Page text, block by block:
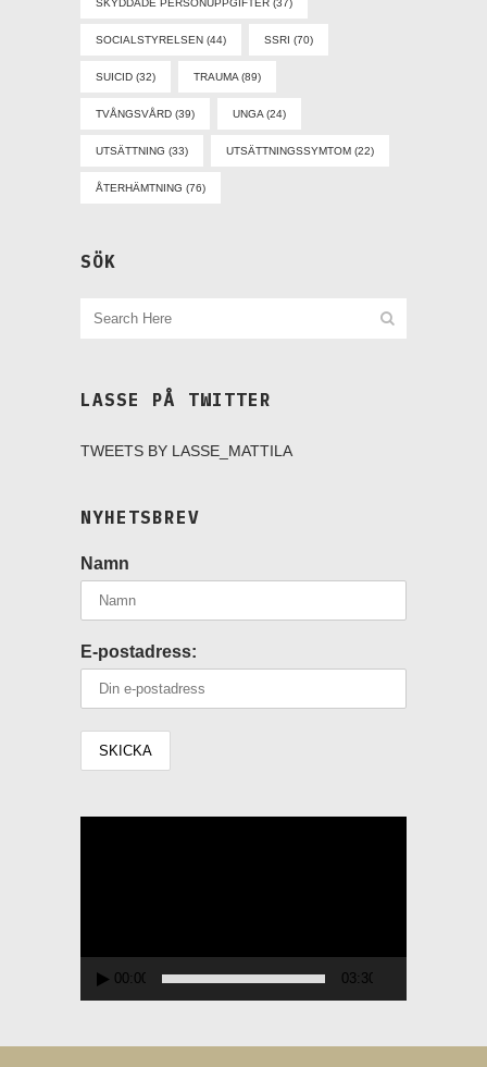
SKYDDADE PERSONUPPGIFTER (37)
SOCIALSTYRELSEN (44) SSRI (70)
SUICID (32) TRAUMA (89)
TVÅNGSVÅRD (39) UNGA (24)
UTSÄTTNING (33) UTSÄTTNINGSSYMTOM (22)
ÅTERHÄMTNING (76)
SÖK
LASSE PÅ TWITTER
TWEETS BY LASSE_MATTILA
NYHETSBREV
Namn
E-postadress:
00:00 03:30